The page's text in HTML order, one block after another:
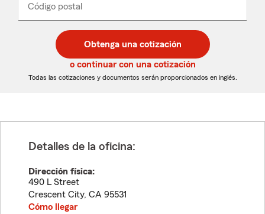
desplegable
Código postal
de
5
dígitos
de
5
dígitos
_____
Obtenga una cotización
o continuar con una cotización
Todas las cotizaciones y documentos serán proporcionados en inglés.
Detalles de la oficina:
Dirección física:
490 L Street
Crescent City, CA 95531
Cómo llegar